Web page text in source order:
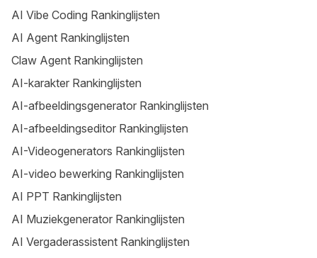
AI Vibe Coding Rankinglijsten
AI Agent Rankinglijsten
Claw Agent Rankinglijsten
AI-karakter Rankinglijsten
AI-afbeeldingsgenerator Rankinglijsten
AI-afbeeldingseditor Rankinglijsten
AI-Videogenerators Rankinglijsten
AI-video bewerking Rankinglijsten
AI PPT Rankinglijsten
AI Muziekgenerator Rankinglijsten
AI Vergaderassistent Rankinglijsten